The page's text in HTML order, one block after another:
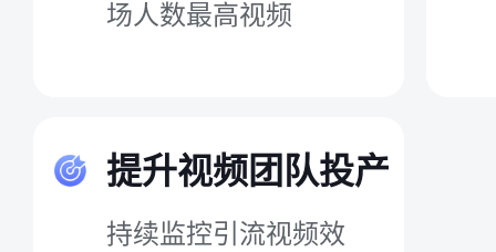
场人数最高视频
提升视频团队投产
持续监控引流视频效